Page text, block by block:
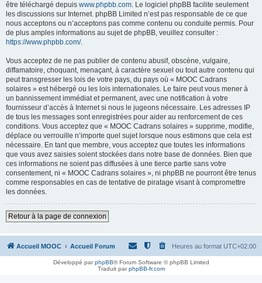
être téléchargé depuis www.phpbb.com. Le logiciel phpBB facilite seulement
les discussions sur Internet. phpBB Limited n’est pas responsable de ce que
nous acceptons ou n’acceptons pas comme contenu ou conduite permis. Pour
de plus amples informations au sujet de phpBB, veuillez consulter :
https://www.phpbb.com/.
Vous acceptez de ne pas publier de contenu abusif, obscène, vulgaire,
diffamatoire, choquant, menaçant, à caractère sexuel ou tout autre contenu qui
peut transgresser les lois de votre pays, du pays où « MOOC Cadrans
solaires » est hébergé ou les lois internationales. Le faire peut vous mener à
un bannissement immédiat et permanent, avec une notification à votre
fournisseur d’accès à Internet si nous le jugeons nécessaire. Les adresses IP
de tous les messages sont enregistrées pour aider au renforcement de ces
conditions. Vous acceptez que « MOOC Cadrans solaires » supprime, modifie,
déplace ou verrouille n’importe quel sujet lorsque nous estimons que cela est
nécessaire. En tant que membre, vous acceptez que toutes les informations
que vous avez saisies soient stockées dans notre base de données. Bien que
ces informations ne soient pas diffusées à une tierce partie sans votre
consentement, ni « MOOC Cadrans solaires », ni phpBB ne pourront être tenus
comme responsables en cas de tentative de piratage visant à compromettre
les données.
Retour à la page de connexion
Accueil MOOC Accueil Forum Heures au format UTC+02:00
Développé parphpBB® Forum Software © phpBB Limited
Traduit parphpBB-fr.com